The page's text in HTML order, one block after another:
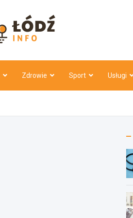
Zdrowie Sport Usługi